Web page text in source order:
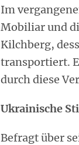
Im
Mobiliar und
Kilchberg,
transportiert.
durch diese
Ukrainische
Befragt über